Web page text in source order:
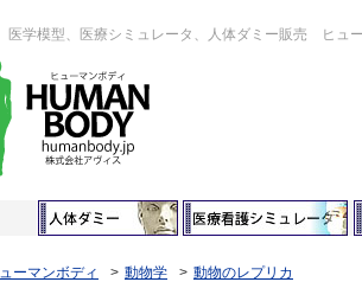
医学模型、医療シミュレータ、人体ダミー販売 ヒュ
ーマンボディ 動物学 動物のレプリカ